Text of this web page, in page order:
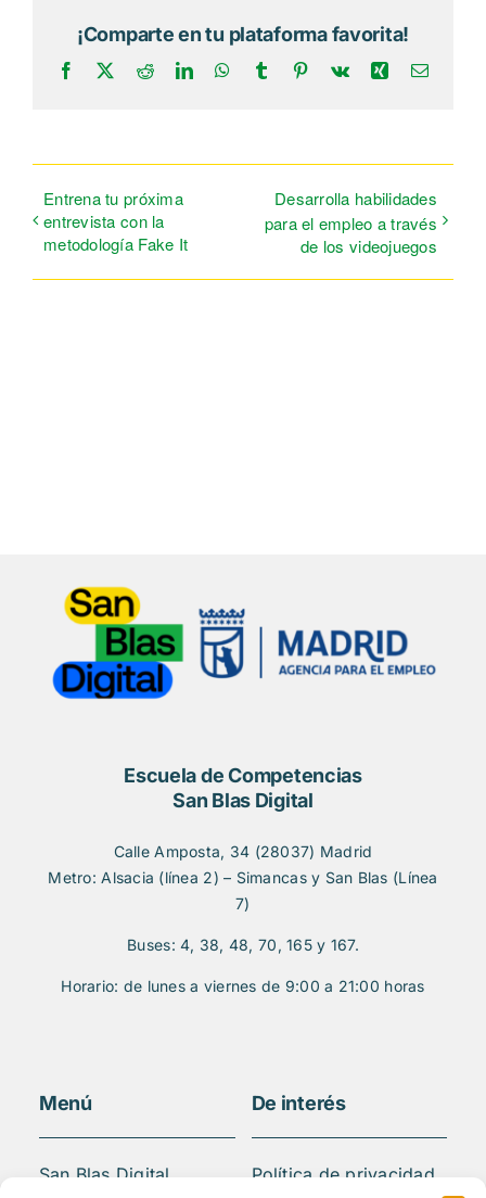
¡Comparte en tu plataforma favorita!
Facebook RedditLinkedInWhatsApp
Tumblr Pinterest
Vk XingCorreo
Entrena tu próxima
entrevista con la
metodología Fake It
Desarrolla habilidades
para el empleo a través
de los videojuegos
Escuela de Competencias
San Blas Digital
Calle Amposta, 34 (28037) Madrid
Metro: Alsacia (línea 2) – Simancas y San Blas (Línea
7)
Buses: 4, 38, 48, 70, 165 y 167.
Horario: de lunes a viernes de 9:00 a 21:00 horas
Menú
San Blas Digital
De interés
Política de privacidad